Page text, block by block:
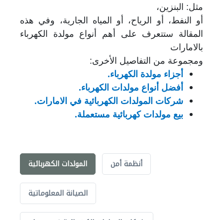
مثل: البنزين،
أو النفط، أو الرياح، أو المياه الجارية، وفي هذه
المقالة ستتعرف على أهم أنواع مولدة الكهرباء
بالامارات
ومجموعة من التفاصيل الأخرى:
أجزاء مولدة الكهرباء.
أفضل أنواع مولدات الكهرباء.
شركات المولدات الكهربائية في الامارات.
بيع مولدات كهربائية مستعملة.
المولدات الكهربائية أنظمة أمن
الصيانة المعلوماتية